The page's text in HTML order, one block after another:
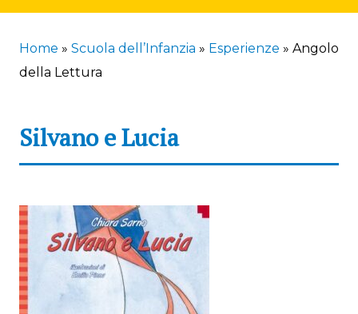
Home » Scuola dell’Infanzia » Esperienze » Angolo
della Lettura
Silvano e Lucia